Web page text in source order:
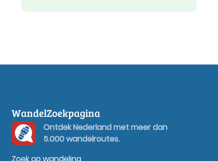
WandelZoekpagina
Ontdek Nederland met meer dan
5.000 wandelroutes.